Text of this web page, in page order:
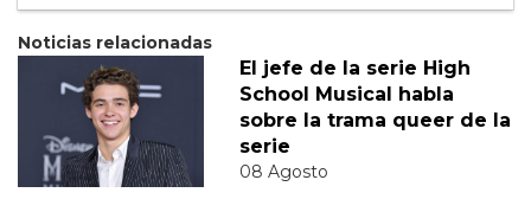
Noticias relacionadas
El jefe de la serie High
School Musical habla
sobre la trama queer de la
serie
08 Agosto